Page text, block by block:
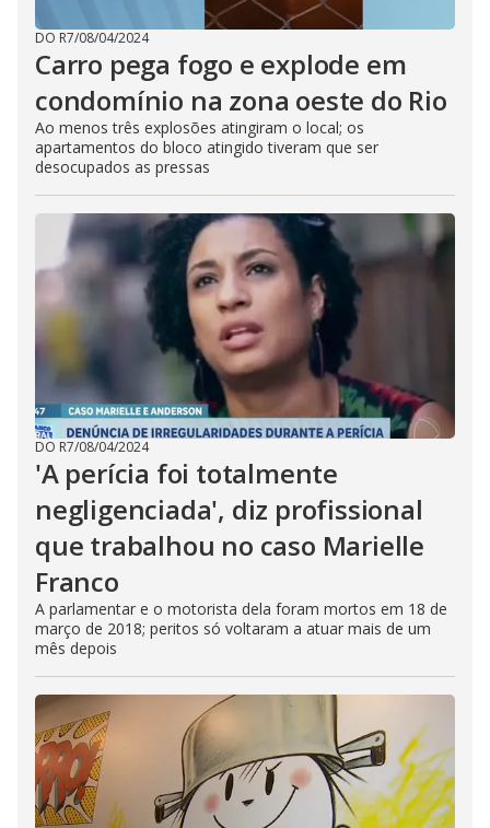
DO R7/08/04/2024
Carro pega fogo e explode em
condomínio na zona oeste do Rio
Ao menos três explosões atingiram o local; os
apartamentos do bloco atingido tiveram que ser
desocupados as pressas
DO R7/08/04/2024
'A perícia foi totalmente
negligenciada', diz profissional
que trabalhou no caso Marielle
Franco
A parlamentar e o motorista dela foram mortos em 18 de
março de 2018; peritos só voltaram a atuar mais de um
mês depois